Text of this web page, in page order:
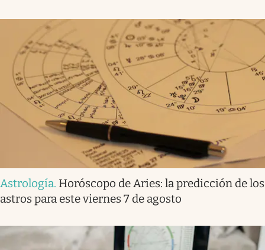
Astrología. Horóscopo de Aries: la predicción de los
astros para este viernes 7 de agosto